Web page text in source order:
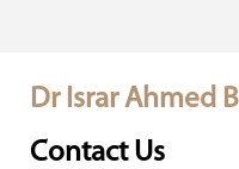
Dr Israr Ahmed
Contact Us